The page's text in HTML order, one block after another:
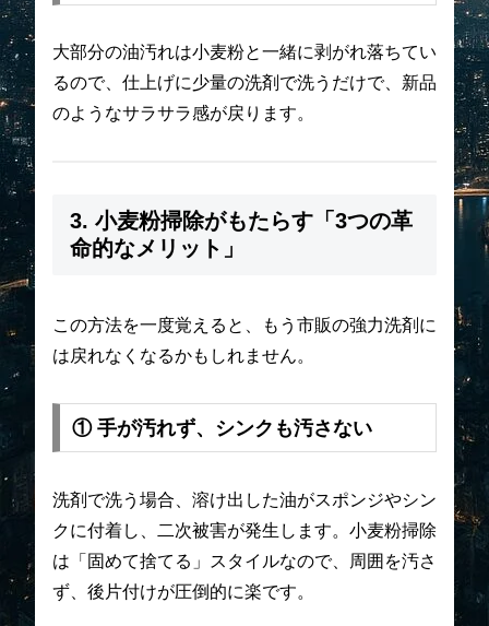
大部分の油汚れは小麦粉と一緒に剥がれ落ちてい
るので、仕上げに少量の洗剤で洗うだけで、新品
のようなサラサラ感が戻ります。
3. 小麦粉掃除がもたらす「3つの革
命的なメリット」
この方法を一度覚えると、もう市販の強力洗剤に
は戻れなくなるかもしれません。
① 手が汚れず、シンクも汚さない
洗剤で洗う場合、溶け出した油がスポンジやシン
クに付着し、二次被害が発生します。小麦粉掃除
は「固めて捨てる」スタイルなので、周囲を汚さ
ず、後片付けが圧倒的に楽です。